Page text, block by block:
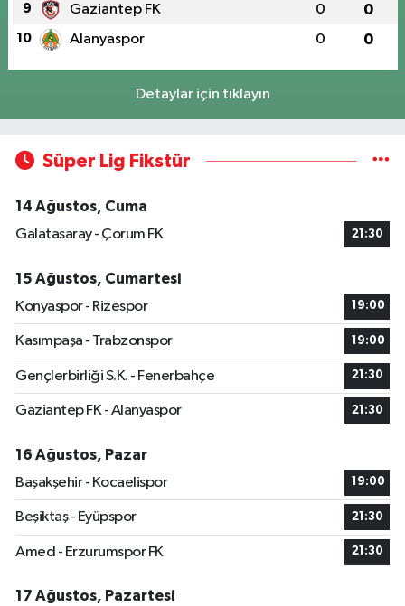
9 Gaziantep FK 0 0
10 Alanyaspor 0 0
Detaylar için tıklayın
Süper Lig Fikstür
14 Ağustos, Cuma
Galatasaray - Çorum FK
21:30
15 Ağustos, Cumartesi
Konyaspor - Rizespor
19:00
Kasımpaşa - Trabzonspor 19:00
Gençlerbirliği S.K. - Fenerbahçe 21:30
Gaziantep FK - Alanyaspor 21:30
16 Ağustos, Pazar
Başakşehir - Kocaelispor
19:00
Beşiktaş - Eyüpspor 21:30
Amed - Erzurumspor FK 21:30
17 Ağustos, Pazartesi